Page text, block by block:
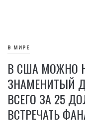
В МИРЕ
В США МОЖНО
ЗНАМЕНИТЫЙ
ВСЕГО ЗА 25
ВСТРЕЧАТЬ